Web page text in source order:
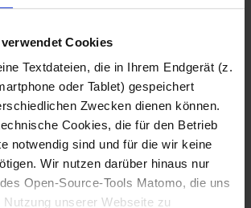
Cookies
Textdateien, die in Ihrem Endgerät (z.
oder Tablet) gespeichert
Zwecken dienen können.
Cookies, die für den Betrieb
notwendig sind und für die wir keine
Wir nutzen darüber hinaus nur
Open-Source-Tools Matomo, die uns
Nutzung unserer Webseite zu
Fotografo: Lorenz
Sternbach
Download